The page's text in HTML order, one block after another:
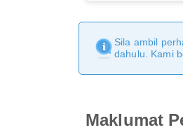
Sila ambil
dahulu. Kami
Maklumat